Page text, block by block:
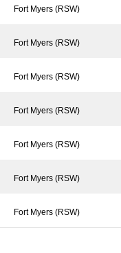
Fort Myers (RSW)
Fort Myers (RSW)
Fort Myers (RSW)
Fort Myers (RSW)
Fort Myers (RSW)
Fort Myers (RSW)
Fort Myers (RSW)